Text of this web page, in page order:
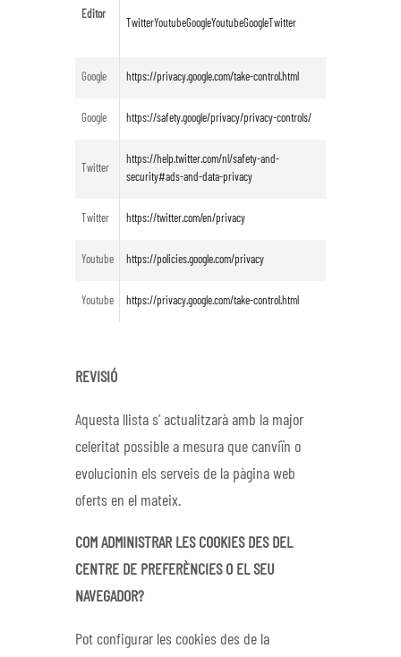
Editor
TwitterYoutubeGoogleYoutubeGoogleTwitter
Google https://privacy.google.com/take-control.html
Google https://safety.google/privacy/privacy-controls/
Twitter
https://help.twitter.com/nl/safety-and-
security#ads-and-data-privacy
Twitter https://twitter.com/en/privacy
Youtube https://policies.google.com/privacy
Youtube https://privacy.google.com/take-control.html
REVISIÓ
Aquesta llista s’ actualitzarà amb la major
celeritat possible a mesura que canviïn o
evolucionin els serveis de la pàgina web
oferts en el mateix.
COM ADMINISTRAR LES COOKIES DES DEL
CENTRE DE PREFERÈNCIES O EL SEU
NAVEGADOR?
Pot configurar les cookies des de la